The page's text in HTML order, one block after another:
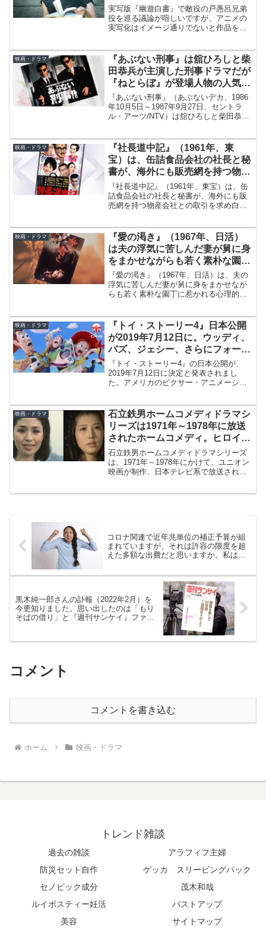
りでないと作品を否定する場合も
実写版『幽遊白書』で敵役の戸愚呂兄弟
役を巡る議論が喧しいですが、アニメの
実写化はイメージ通りでないと作品を否
に期待して勝手にがっかりしてしまうよ
うです。
映画・ドラマ
『あぶない刑事』は舘ひろしと柴
田恭兵が主演した刑事ドラマだが
『ねとらぼ』が登場人物の人気ア
ンケートを実施しして話題に
『あぶない刑事』（あぶないデカ、1986
年10月5日～1987年9月27日、セントラ
ル・アーツ/NTV）は舘ひろしと柴田恭兵
誰？」というアンケートを実施した結果
を発表して話題になっています。
映画・ドラマ
『社長道中記』（1961年、東
宝）は、缶詰食品会社の社長と秘
書が、海外にも販売網を持つ物産
会社との取引を求め白浜温泉に赴
く
『社長道中記』（1961年、東宝）は、缶
詰食品会社の社長と秘書が、海外にも販
売網を持つ物産会社との取引を求め白浜
代の経営者やサラリーマンがよく描けて
います。
映画・ドラマ
『愛の渇き』（1967年、日活）
は夫の浮気に苦しんだ妻が舅に身
をまかせながらも若く素朴な園丁
に惹かれる心理的葛藤を描いた
『愛の渇き』（1967年、日活）は、夫の
浮気に苦しんだ妻が舅に身をまかせなが
らも若く素朴な園丁に惹かれる心理的葛
しながら2人についてもかんたんに振り返
ってみます。
映画・ドラマ
『トイ・ストーリー4』日本公開
が2019年7月12日に。ウッディ、
バズ、ジェシー、さらにフォーキ
ーという新キャラも発表
『トイ・ストーリー4』の日本公開が、
2019年7月12日に決定と発表されまし
た。アメリカのピクサー・アニメーショ
ー、さらにフォーキーという新キャラク
ターも発表されています。
映画・ドラマ
石立鉄男ホームコメディドラマシ
リーズは1971年～1978年に放送
されたホームコメディ。ヒロイン
MVPは松尾嘉代？大原麗子？
石立鉄男ホームコメディドラマシリーズ
は、1971年～1978年にかけて、ユニオン
映画が制作、日本テレビ系で放送された
コロナ関連で近年兆単位の補正予算が組
まれていますが、それは許容の限度を超
えた多額な出費だと思いますか。私は思
黒木純一郎さんの訃報（2022年2月）を
今更知りました。思い出したのは「もり
そばの借り」と『週刊サンケイ』ファイ
コメント
コメントを書き込む
ホーム 映画・ドラマ
トレンド雑談
過去の雑談
アラフィフ主婦
防災セット自作
ゲッカ スリーピングパック
セノビック成分
茂木和哉
ルイボスティー妊活
バストアップ
美容
サイトマップ